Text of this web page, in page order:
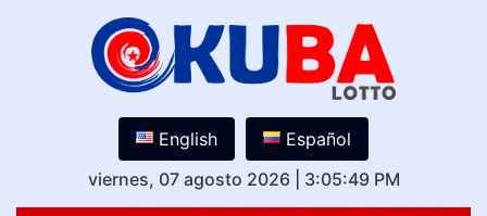
English
Español
viernes, 07 agosto 2026
3:05:49 PM